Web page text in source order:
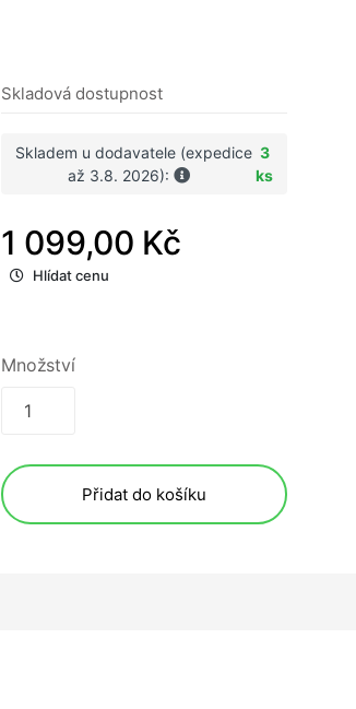
Skladová dostupnost
Skladem u dodavatele (expedice
až 3.8. 2026):
3
ks
1 099,00 Kč
Hlídat cenu
Množství
Přidat do košíku